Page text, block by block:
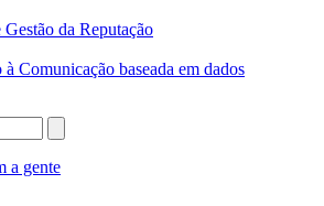
da Reputação
Comunicação baseada em dados
a gente